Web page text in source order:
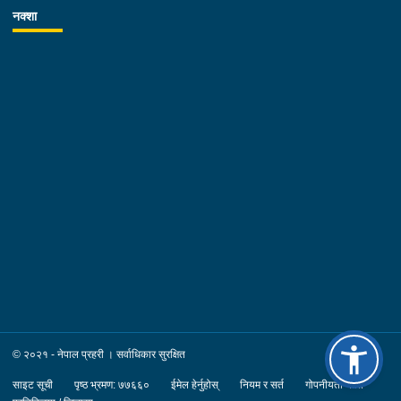
नक्शा
© २०२१ - नेपाल प्रहरी । सर्वाधिकार सुरक्षित
साइट सूची पृष्ठ भ्रमण: ७७६६० ईमेल हेर्नुहोस् नियम र सर्त
गोपनीयता नीति